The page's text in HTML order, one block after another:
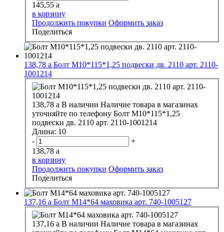
145,55 a
в корзину
Продолжить покупки Оформить заказ
Поделиться
138,78 a Болт М10*115*1,25 подвески дв. 2110 арт. 2110-
1001214
138,78 a В наличии Наличие товара в магазинах
уточняйте по телефону Болт М10*115*1,25
подвески дв. 2110 арт. 2110-1001214
Длина: 10
-
+
138,78 a
в корзину
Продолжить покупки Оформить заказ
Поделиться
137,16 a Болт М14*64 маховика арт. 740-1005127
137,16 a В наличии Наличие товара в магазинах